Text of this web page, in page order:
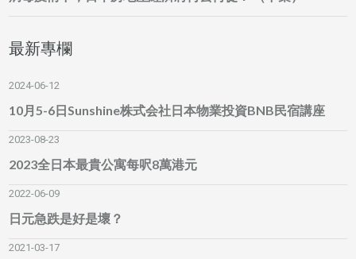
最新專欄
2024-06-12
10月5-6日Sunshine株式会社日本物業投資BNB民宿講座
2023-08-23
2023全日本最貴公寓每呎8萬港元
2022-06-09
日元急跌是好是壞？
2021-03-17